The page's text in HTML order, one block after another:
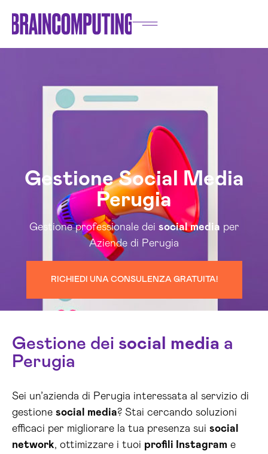
Gestione Social Media
Perugia
Gestione professionale dei social media per
Aziende di Perugia
RICHIEDI UNA CONSULENZA GRATUITA!
Gestione dei social media a
Perugia
Sei un’azienda di Perugia interessata al servizio di
gestione social media? Stai cercando soluzioni
efficaci per migliorare la tua presenza sui social
network, ottimizzare i tuoi profili Instagram e